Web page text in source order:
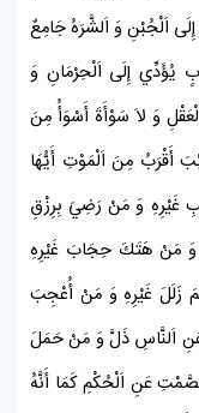
اَلْجُبْنِ وَ اَلشَّرَهُ جَامِعٌ
يُؤَدِّي إِلَى اَلْحِرْمَانِ وَ
وَ لاَ سَوْأَةَ أَسْوَأُ مِنَ
أَقْرَبُ مِنَ اَلْمَوْتِ أَيُّهَا
غَيْرِهِ وَ مَنْ رَضِيَ بِرِزْقِ
وَ مَنْ هَتَكَ حِجَابَ غَيْرِهِ
زَلَلَ غَيْرِهِ وَ مَنْ أُعْجِبَ
عَنِ اَلنَّاسِ ذَلَّ وَ مَنْ حَمَلَ
عَنِ اَلْحُكْمِ كَمَا أَنَّهُ